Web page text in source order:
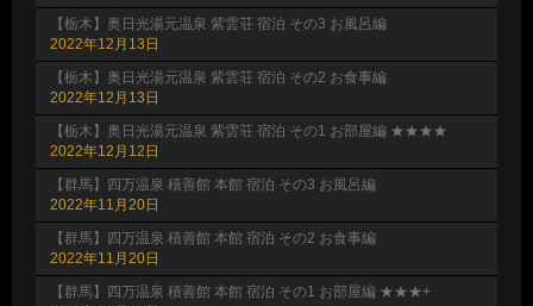
【栃木】奥日光湯元温泉 紫雲荘 宿泊 その3 お風呂編
2022年12月13日
【栃木】奥日光湯元温泉 紫雲荘 宿泊 その2 お食事編
2022年12月13日
【栃木】奥日光湯元温泉 紫雲荘 宿泊 その1 お部屋編 ★★★★
2022年12月12日
【群馬】四万温泉 積善館 本館 宿泊 その3 お風呂編
2022年11月20日
【群馬】四万温泉 積善館 本館 宿泊 その2 お食事編
2022年11月20日
【群馬】四万温泉 積善館 本館 宿泊 その1 お部屋編 ★★★+